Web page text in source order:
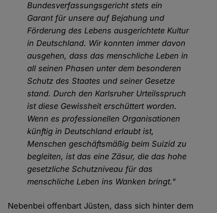
Bundesverfassungsgericht stets ein
Garant für unsere auf Bejahung und
Förderung des Lebens ausgerichtete Kultur
in Deutschland. Wir konnten immer davon
ausgehen, dass das menschliche Leben in
all seinen Phasen unter dem besonderen
Schutz des Staates und seiner Gesetze
stand. Durch den Karlsruher Urteilsspruch
ist diese Gewissheit erschüttert worden.
Wenn es professionellen Organisationen
künftig in Deutschland erlaubt ist,
Menschen geschäftsmäßig beim Suizid zu
begleiten, ist das eine Zäsur, die das hohe
gesetzliche Schutzniveau für das
menschliche Leben ins Wanken bringt."
Nebenbei offenbart Jüsten, dass sich hinter dem